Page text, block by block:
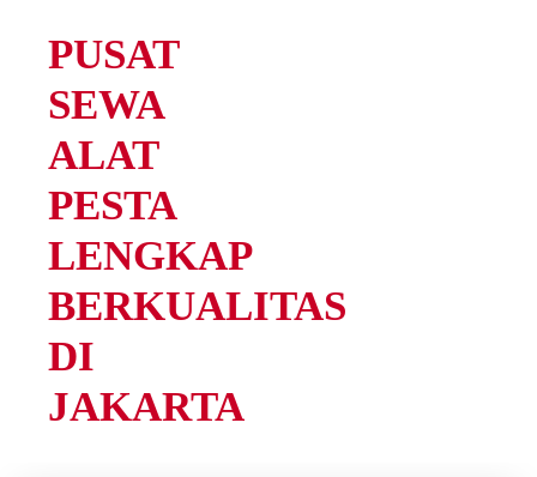
PUSAT
SEWA
ALAT
PESTA
LENGKAP
BERKUALITAS
DI
JAKARTA